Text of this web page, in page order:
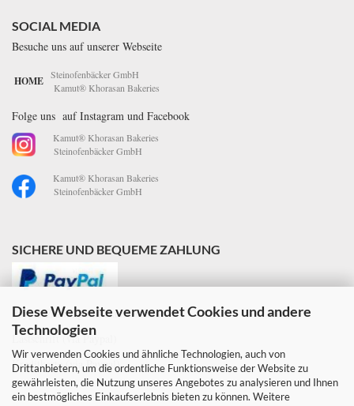
Diese Webseite verwendet Cookies und andere
Technologien
Wir verwenden Cookies und ähnliche Technologien, auch von
Drittanbietern, um die ordentliche Funktionsweise der Website zu
gewährleisten, die Nutzung unseres Angebotes zu analysieren und Ihnen
ein bestmögliches Einkaufserlebnis bieten zu können. Weitere
SOCIAL MEDIA
Besuche uns auf unserer Webseite
HOME Steinofenbäcker GmbH
Kamut® Khorasan Bakeries
Folge uns auf Instagram und Facebook
Kamut® Khorasan Bakeries
Steinofenbäcker GmbH
Kamut® Khorasan Bakeries
Steinofenbäcker GmbH
SICHERE UND BEQUEME ZAHLUNG
Paypal-Zahlung mit Käuferschutz
Lastschrift (via Paypal)
Kreditkarte (via Paypal)